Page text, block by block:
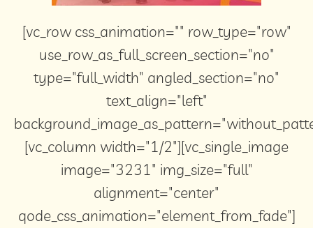
[vc_row css_animation="" row_type="row"
use_row_as_full_screen_section="no"
type="full_width" angled_section="no"
text_align="left"
[vc_column width="1/2"][vc_single_image
image="3231" img_size="full"
alignment="center"
qode_css_animation="element_from_fade"]